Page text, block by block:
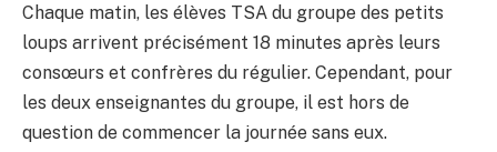
Chaque matin, les élèves TSA du groupe des petits
loups arrivent précisément 18 minutes après leurs
consœurs et confrères du régulier. Cependant, pour
les deux enseignantes du groupe, il est hors de
question de commencer la journée sans eux.